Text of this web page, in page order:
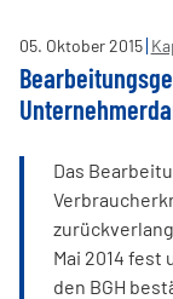
05. Oktober2015
Das
Mai 2014
den BGH